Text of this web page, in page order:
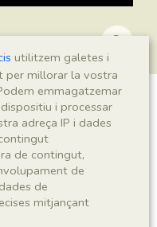
utilitzem galetes i
per millorar la vostra
emmagatzemar
i processar
adreça IP i dades
de contingut,
de
de
mitjançant